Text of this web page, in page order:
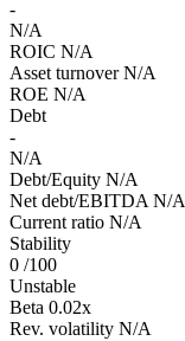
-
N/A
ROIC N/A
Asset turnover N/A
ROE N/A
Debt
-
N/A
Debt/Equity N/A
Net debt/EBITDA N/A
Current ratio N/A
Stability
0 /100
Unstable
Beta 0.02x
Rev. volatility N/A